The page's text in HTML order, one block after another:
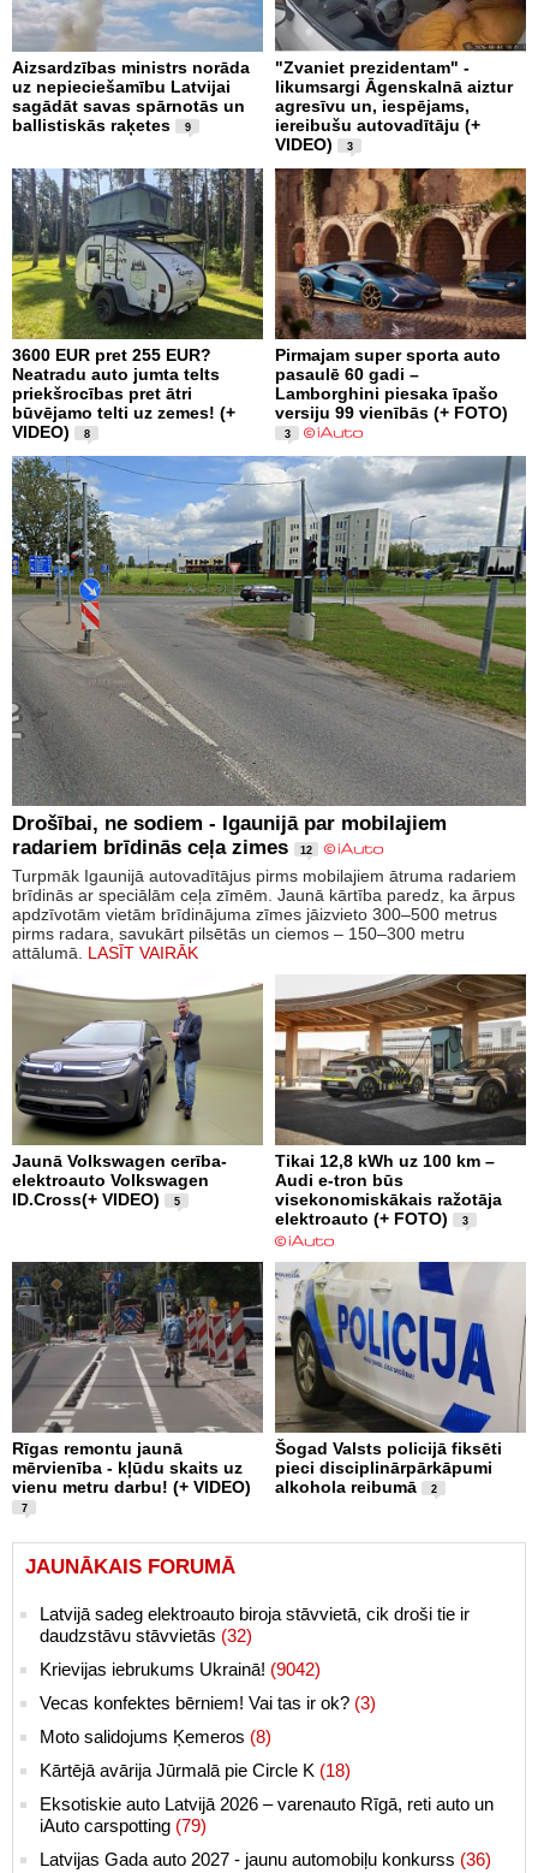
Aizsardzības ministrs norāda
uz nepieciešamību Latvijai
sagādāt savas spārnotās un
ballistiskās raķetes
9
"Zvaniet prezidentam" -
likumsargi Āgenskalnā aiztur
agresīvu un, iespējams,
iereibušu autovadītāju (+
VIDEO)
3
3600 EUR pret 255 EUR?
Neatradu auto jumta telts
priekšrocības pret ātri
būvējamo telti uz zemes! (+
VIDEO)
8
Pirmajam super sporta auto
pasaulē 60 gadi –
Lamborghini piesaka īpašo
versiju 99 vienībās (+ FOTO)
3
Drošībai, ne sodiem - Igaunijā par mobilajiem
radariem brīdinās ceļa zimes
12
Turpmāk Igaunijā autovadītājus pirms mobilajiem ātruma radariem
brīdinās ar speciālām ceļa zīmēm. Jaunā kārtība paredz, ka ārpus
apdzīvotām vietām brīdinājuma zīmes jāizvieto 300–500 metrus
pirms radara, savukārt pilsētās un ciemos – 150–300 metru
attālumā. LASĪT VAIRĀK
Jaunā Volkswagen cerība-
elektroauto Volkswagen
ID.Cross(+ VIDEO)
5
Tikai 12,8 kWh uz 100 km –
Audi e-tron būs
visekonomiskākais ražotāja
elektroauto (+ FOTO)
3
Rīgas remontu jaunā
mērvienība - kļūdu skaits uz
vienu metru darbu! (+ VIDEO)
7
Šogad Valsts policijā fiksēti
pieci disciplinārpārkāpumi
alkohola reibumā
2
JAUNĀKAIS FORUMĀ
Latvijā sadeg elektroauto biroja stāvvietā, cik droši tie ir
daudzstāvu stāvvietās (32)
Krievijas iebrukums Ukrainā! (9042)
Vecas konfektes bērniem! Vai tas ir ok? (3)
Moto salidojums Ķemeros (8)
Kārtējā avārija Jūrmalā pie Circle K (18)
Eksotiskie auto Latvijā 2026 – varenauto Rīgā, reti auto un
iAuto carspotting (79)
Latvijas Gada auto 2027 - jaunu automobiļu konkurss (36)